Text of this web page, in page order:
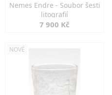
Nemes Endre - Soubor šesti
litografií
7 900 Kč
NOVÉ